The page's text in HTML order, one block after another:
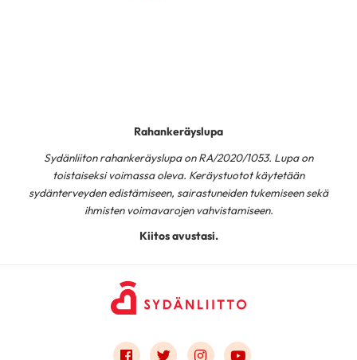
Rahankeräyslupa
Sydänliiton rahankeräyslupa on RA/2020/1053. Lupa on
toistaiseksi voimassa oleva. Keräystuotot käytetään
sydänterveyden edistämiseen, sairastuneiden tukemiseen sekä
ihmisten voimavarojen vahvistamiseen.
Kiitos avustasi.
Link to facebook
Link to twitter
Link to instagram
Link to youtube